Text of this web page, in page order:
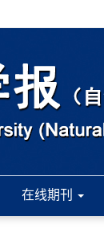
在线期刊